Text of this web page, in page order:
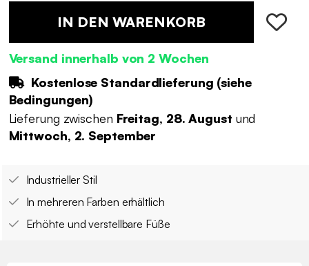
IN DEN WARENKORB
Versand innerhalb von 2 Wochen
Kostenlose Standardlieferung (siehe
Bedingungen)
Lieferung zwischen Freitag, 28. August und
Mittwoch, 2. September
Industrieller Stil
In mehreren Farben erhältlich
Erhöhte und verstellbare Füße